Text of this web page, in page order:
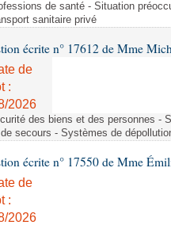
de santé - Situation
sanitaire privé
écrite n° 17612 de Mme
de
:
2026
des biens et des personnes -
secours - Systèmes de
écrite n° 17550 de Mme
de
:
2026